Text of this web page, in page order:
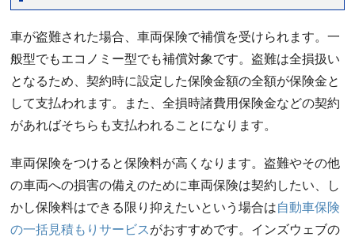
車が盗難された場合、車両保険で補償を受けられます。一
般型でもエコノミー型でも補償対象です。盗難は全損扱い
となるため、契約時に設定した保険金額の全額が保険金と
して支払われます。また、全損時諸費用保険金などの契約
があればそちらも支払われることになります。
車両保険をつけると保険料が高くなります。盗難やその他
の車両への損害の備えのために車両保険は契約したい、し
かし保険料はできる限り抑えたいという場合は自動車保険
の一括見積もりサービス がおすすめです。インズウェブの